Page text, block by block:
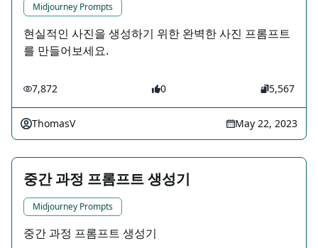
Midjourney Prompts
현실적인 사진을 생성하기 위한 완벽한 사진 프롬프트
를 만들어보세요.
7,872 0 5,567
ThomasV May 22, 2023
중간 과정 프롬프트 생성기
Midjourney Prompts
중간 과정 프롬프트 생성기